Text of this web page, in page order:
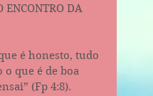
DA
é honesto, tudo
que é de boa
(Fp 4:8).